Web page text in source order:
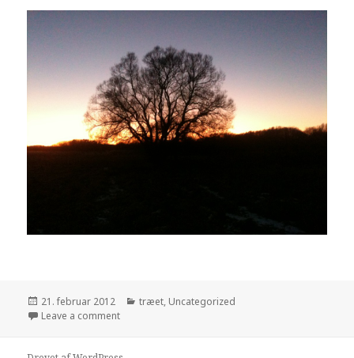
Udgivet
i
21. februar 2012 Kategorier
træet, Uncategorized
Leave a comment